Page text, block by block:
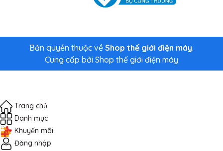
Bản quyền thuộc về Shop thế giới điện máy.
Cung cấp bởi Shop thế giới điện máy
Trang chủ
Danh mục
Khuyến mãi
Đăng nhập